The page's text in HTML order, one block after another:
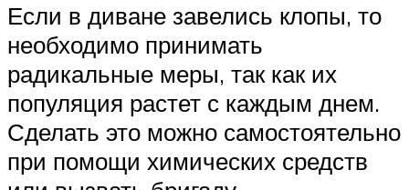
Если в диване завелись клопы, то
необходимо принимать
радикальные меры, так как их
популяция растет с каждым днем.
Сделать это можно самостоятельно
при помощи химических средств